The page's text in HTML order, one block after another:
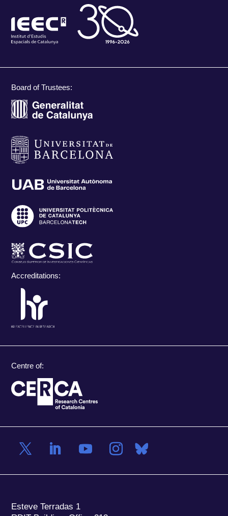
Board of Trustees:
Accreditations:
Centre of:
Esteve Terradas 1